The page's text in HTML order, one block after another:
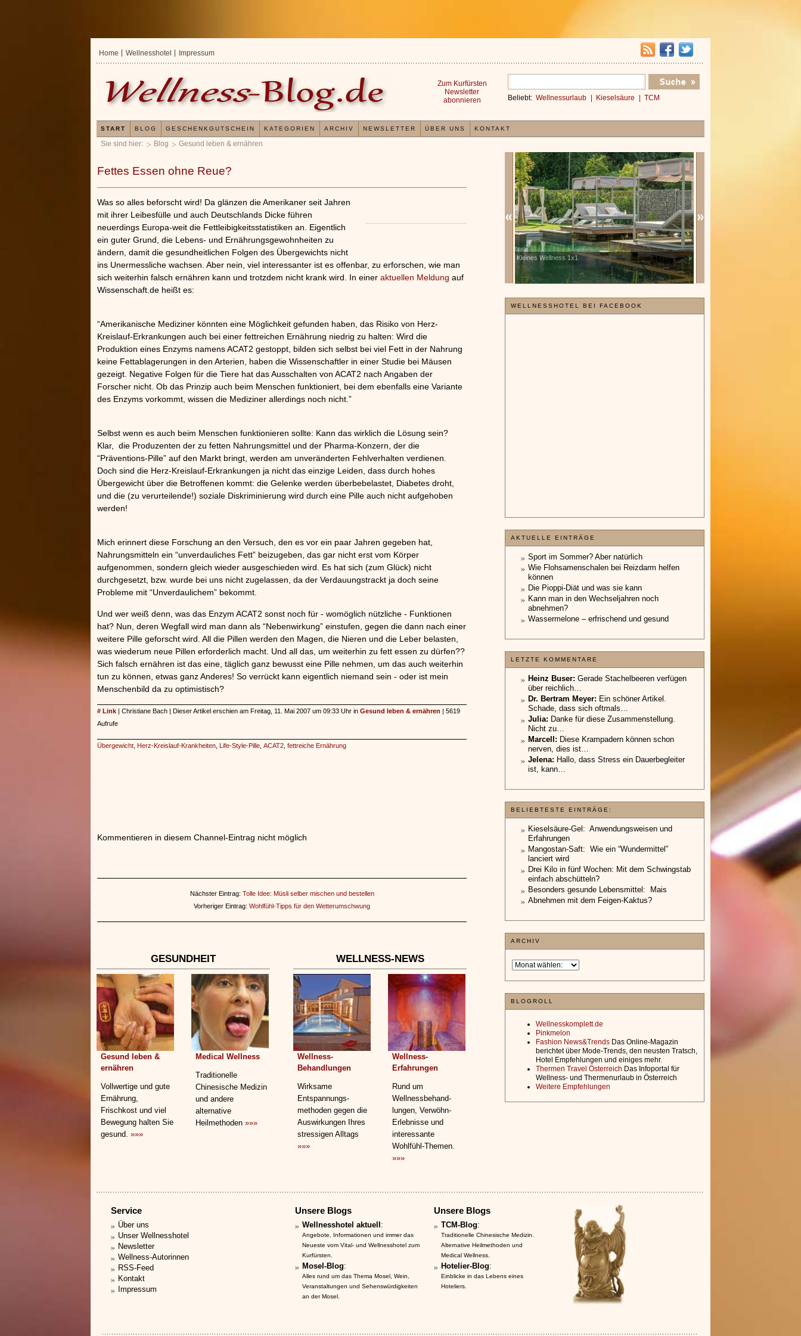
Sie sind hier: Blog Gesund leben & ernähren
Fettes Essen ohne Reue?
Was so alles beforscht wird! Da glänzen die Amerikaner seit Jahren
mit ihrer Leibesfülle und auch Deutschlands Dicke führen
neuerdings Europa-weit die Fettleibigkeitsstatistiken an. Eigentlich
ein guter Grund, die Lebens- und Ernährungsgewohnheiten zu
ändern, damit die gesundheitlichen Folgen des Übergewichts nicht
ins Unermessliche wachsen. Aber nein, viel interessanter ist es offenbar, zu erforschen, wie man
sich weiterhin falsch ernähren kann und trotzdem nicht krank wird. In einer aktuellen Meldung auf
Wissenschaft.de heißt es:
“Amerikanische Mediziner könnten eine Möglichkeit gefunden haben, das Risiko von Herz-
Kreislauf-Erkrankungen auch bei einer fettreichen Ernährung niedrig zu halten: Wird die
Produktion eines Enzyms namens ACAT2 gestoppt, bilden sich selbst bei viel Fett in der Nahrung
keine Fettablagerungen in den Arterien, haben die Wissenschaftler in einer Studie bei Mäusen
gezeigt. Negative Folgen für die Tiere hat das Ausschalten von ACAT2 nach Angaben der
Forscher nicht. Ob das Prinzip auch beim Menschen funktioniert, bei dem ebenfalls eine Variante
des Enzyms vorkommt, wissen die Mediziner allerdings noch nicht.”
Selbst wenn es auch beim Menschen funktionieren sollte: Kann das wirklich die Lösung sein?
Klar, die Produzenten der zu fetten Nahrungsmittel und der Pharma-Konzern, der die
“Präventions-Pille” auf den Markt bringt, werden am unveränderten Fehlverhalten verdienen.
Doch sind die Herz-Kreislauf-Erkrankungen ja nicht das einzige Leiden, dass durch hohes
Übergewicht über die Betroffenen kommt: die Gelenke werden überbebelastet, Diabetes droht,
und die (zu verurteilende!) soziale Diskriminierung wird durch eine Pille auch nicht aufgehoben
werden!
Mich erinnert diese Forschung an den Versuch, den es vor ein paar Jahren gegeben hat,
Nahrungsmitteln ein “unverdauliches Fett” beizugeben, das gar nicht erst vom Körper
aufgenommen, sondern gleich wieder ausgeschieden wird. Es hat sich (zum Glück) nicht
durchgesetzt, bzw. wurde bei uns nicht zugelassen, da der Verdauungstrackt ja doch seine
Probleme mit “Unverdaulichem” bekommt.
Und wer weiß denn, was das Enzym ACAT2 sonst noch für - womöglich nützliche - Funktionen
hat? Nun, deren Wegfall wird man dann als “Nebenwirkung” einstufen, gegen die dann nach einer
weitere Pille geforscht wird. All die Pillen werden den Magen, die Nieren und die Leber belasten,
was wiederum neue Pillen erforderlich macht. Und all das, um weiterhin zu fett essen zu dürfen??
Sich falsch ernähren ist das eine, täglich ganz bewusst eine Pille nehmen, um das auch weiterhin
tun zu können, etwas ganz Anderes! So verrückt kann eigentlich niemand sein - oder ist mein
Menschenbild da zu optimistisch?
# Link | Christiane Bach | Dieser Artikel erschien am Freitag, 11. Mai 2007 um 09:33 Uhr in Gesund leben & ernähren | 5619
Aufrufe
Übergewicht Herz-Kreislauf-Krankheiten Life-Style-Pille ACAT2 fettreiche Ernährung
Kommentieren in diesem Channel-Eintrag nicht möglich
Nächster Eintrag: Tolle Idee: Müsli selber mischen und bestellen
Vorheriger Eintrag: Wohlfühl-Tipps für den Wetterumschwung
GESUNDHEIT
Gesund leben &
ernähren
Vollwertige und gute
Ernährung,
Frischkost und viel
Bewegung halten Sie
gesund. »»»
Medical Wellness
Traditionelle
Chinesische Medizin
und andere
alternative
Heilmethoden »»»
WELLNESS-NEWS
Wellness-
Behandlungen
Wirksame
Entspannungs­
methoden gegen die
Auswirkungen Ihres
stressigen Alltags
»»»
Wellness-
Erfahrungen
Rund um
Wellnessbehand­
lungen, Verwöhn-
Erlebnisse und
interessante
Wohlfühl-Themen.
»»»
Erfahrungen mit und Anwendungsweisen von
Kieselsäuregel
»»»
x
Kleines Wellness 1x1
»»»
WELLNESSHOTEL BEI FACEBOOK
AKTUELLE EINTRÄGE
Sport im Sommer? Aber natürlich
Wie Flohsamenschalen bei Reizdarm helfen
können
Die Pioppi-Diät und was sie kann
Kann man in den Wechseljahren noch
abnehmen?
Wassermelone – erfrischend und gesund
LETZTE KOMMENTARE
Heinz Buser: Gerade Stachelbeeren verfügen
über reichlich…
Dr. Bertram Meyer: Ein schöner Artikel.
Schade, dass sich oftmals…
Julia: Danke für diese Zusammenstellung.
Nicht zu…
Marcell: Diese Krampadern können schon
nerven, dies ist…
Jelena: Hallo, dass Stress ein Dauerbegleiter
ist, kann…
BELIEBTESTE EINTRÄGE:
Kieselsäure-Gel: Anwendungsweisen und
Erfahrungen
Mangostan-Saft: Wie ein “Wundermittel”
lanciert wird
Drei Kilo in fünf Wochen: Mit dem Schwingstab
einfach abschütteln?
Besonders gesunde Lebensmittel: Mais
Abnehmen mit dem Feigen-Kaktus?
ARCHIV
BLOGROLL
Wellnesskomplett.de
Pinkmelon
Fashion News&Trends Das Online-Magazin
berichtet über Mode-Trends, den neusten Tratsch,
Hotel Empfehlungen und einiges mehr.
Thermen Travel Österreich Das Infoportal für
Wellness- und Thermenurlaub in Österreich
Weitere Empfehlungen
Home Wellnesshotel Impressum
Beliebt: Wellnessurlaub Kieselsäure TCM
Zum Kurfürsten
Newsletter
abonnieren
START BLOG GESCHENKGUTSCHEIN KATEGORIEN ARCHIV NEWSLETTER ÜBER UNS KONTAKT
Service
Über uns
Unser Wellnesshotel
Newsletter
Wellness-Autorinnen
RSS-Feed
Kontakt
Impressum
Unsere Blogs
Wellnesshotel aktuell :
Angebote, Informationen und immer das
Neueste vom Vital- und Wellnesshotel zum
Kurfürsten.
Mosel-Blog:
Alles rund um das Thema Mosel, Wein,
Veranstaltungen und Sehenswürdigkeiten
an der Mosel.
Unsere Blogs
TCM-Blog:
Traditionelle Chinesische Medizin.
Alternative Heilmethoden und
Medical Wellness.
Hotelier-Blog:
Einblicke in das Lebens eines
Hoteliers.